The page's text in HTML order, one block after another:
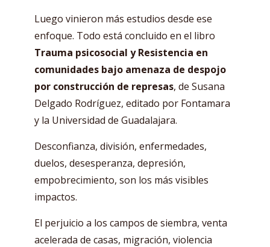
Luego vinieron más estudios desde ese
enfoque. Todo está concluido en el libro
Trauma psicosocial y Resistencia en
comunidades bajo amenaza de despojo
por construcción de represas, de Susana
Delgado Rodríguez, editado por Fontamara
y la Universidad de Guadalajara.
Desconfianza, división, enfermedades,
duelos, desesperanza, depresión,
empobrecimiento, son los más visibles
impactos.
El perjuicio a los campos de siembra, venta
acelerada de casas, migración, violencia